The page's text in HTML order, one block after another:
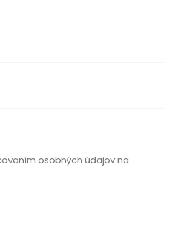
osobných údajov na